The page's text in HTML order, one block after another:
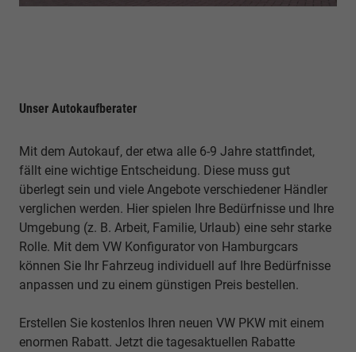
Unser Autokaufberater
Mit dem Autokauf, der etwa alle 6-9 Jahre stattfindet,
fällt eine wichtige Entscheidung. Diese muss gut
überlegt sein und viele Angebote verschiedener Händler
verglichen werden. Hier spielen Ihre Bedürfnisse und Ihre
Umgebung (z. B. Arbeit, Familie, Urlaub) eine sehr starke
Rolle. Mit dem VW Konfigurator von Hamburgcars
können Sie Ihr Fahrzeug individuell auf Ihre Bedürfnisse
anpassen und zu einem günstigen Preis bestellen.
Erstellen Sie kostenlos Ihren neuen VW PKW mit einem
enormen Rabatt. Jetzt die tagesaktuellen Rabatte